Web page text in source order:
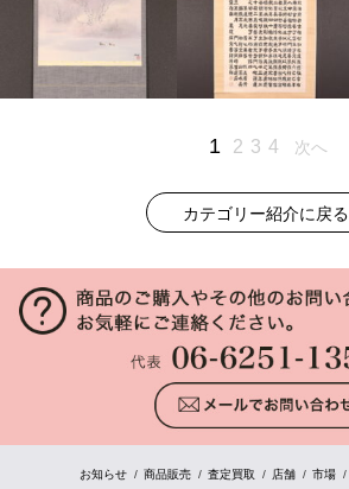
1 2 3 4 次へ
カテゴリー紹介に戻る
お知らせ 商品販売 査定買取 店舗 市場